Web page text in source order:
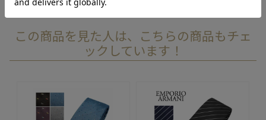
この商品を見た人は、こちらの商品もチェ
ックしています！